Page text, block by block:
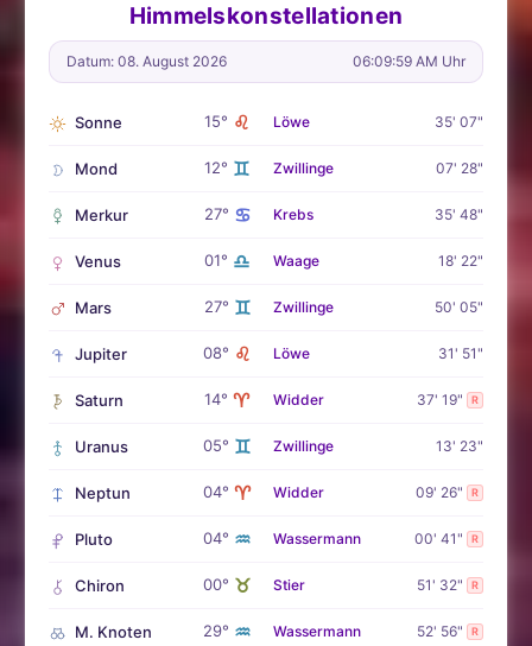
Himmelskonstellationen
Datum: 08. August 2026 06:10:00 AM Uhr
Sonne 15° ♌ Löwe 35' 07"
Mond 12° ♊ Zwillinge 07' 28"
Merkur 27° ♋ Krebs 35' 48"
Venus 01° ♎ Waage 18' 22"
Mars 27° ♊ Zwillinge 50' 05"
Jupiter 08° ♌ Löwe 31' 51"
Saturn 14° ♈ Widder 37' 19" R
Uranus 05° ♊ Zwillinge 13' 23"
Neptun 04° ♈ Widder 09' 26" R
Pluto 04° ♒ Wassermann 00' 41" R
Chiron 00° ♉ Stier 51' 32" R
M. Knoten 29° ♒ Wassermann 52' 56" R